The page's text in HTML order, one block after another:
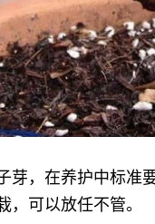
芽，在养护中标准
，可以放任不管。